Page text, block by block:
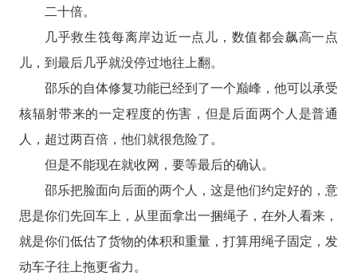
二十倍。
几乎救生筏每离岸边近一点儿，数值都会飙高一点
儿，到最后几乎就没停过地往上翻。
邵乐的自体修复功能已经到了一个巅峰，他可以承受
核辐射带来的一定程度的伤害，但是后面两个人是普通
人，超过两百倍，他们就很危险了。
但是不能现在就收网，要等最后的确认。
邵乐把脸面向后面的两个人，这是他们约定好的，意
思是你们先回车上，从里面拿出一捆绳子，在外人看来，
就是你们低估了货物的体积和重量，打算用绳子固定，发
动车子往上拖更省力。